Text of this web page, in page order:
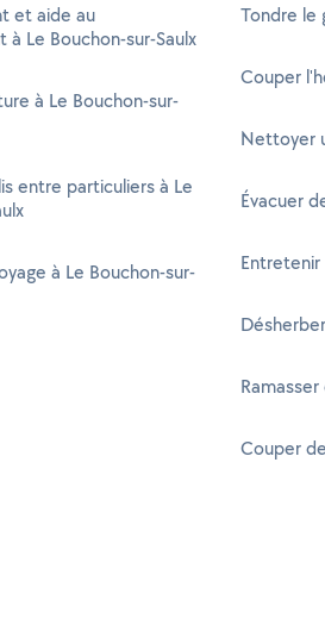
et aide au
Le Bouchon-sur-Saulx
à Le Bouchon-sur-
entre particuliers à Le
à Le Bouchon-sur-
Tondre le
Couper
Nettoyer
Évacuer
Couper